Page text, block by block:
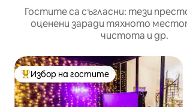
Гостите са съгласни: тези
оценени заради тяхното
чистота и др.
Най-популярен избор на гостите
Избор на гостите